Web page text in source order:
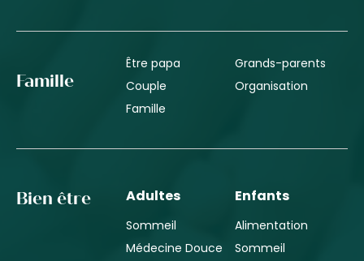
Famille
Être papa
Couple
Famille
Grands-parents
Organisation
Bien être Adultes
Sommeil
Médecine Douce
Enfants
Alimentation
Sommeil